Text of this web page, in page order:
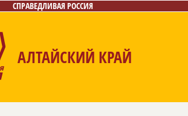
СПРАВЕДЛИВАЯ РОССИЯ
АЛТАЙСКИЙ КРАЙ